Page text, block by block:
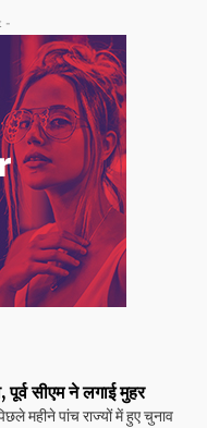
-
सीएम ने लगाई मुहर
पांच राज्यों में हुए चुनाव